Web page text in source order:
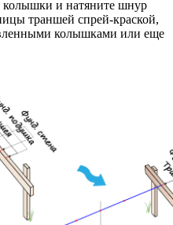
колышки и натяните шнур
траншей спрей-краской,
колышками или еще